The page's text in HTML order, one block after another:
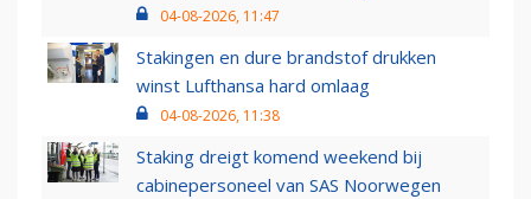
04-08-2026, 11:47
Stakingen en dure brandstof drukken
winst Lufthansa hard omlaag
04-08-2026, 11:38
Staking dreigt komend weekend bij
cabinepersoneel van SAS Noorwegen